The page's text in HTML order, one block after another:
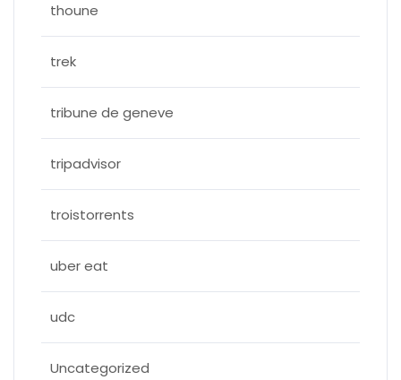
thoune
trek
tribune de geneve
tripadvisor
troistorrents
uber eat
udc
Uncategorized